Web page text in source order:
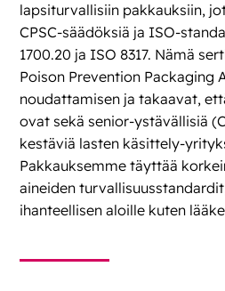
lapsiturvallisiin pakkauksiin,
CPSC-säädöksiä ja ISO-
1700.20 ja ISO 8317. Nämä
Poison Prevention Packaging
noudattamisen ja takaavat,
ovat sekä senior-ystävällisiä
kestäviä lasten käsittely-
Pakkauksemme täyttää
aineiden
ihanteellisen aloille kuten